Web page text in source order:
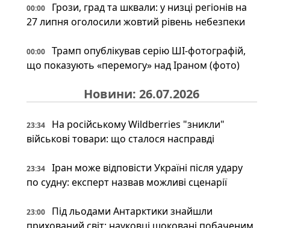
00:00
Грози, град та шквали: у низці регіонів на
27 липня оголосили жовтий рівень небезпеки
00:00
Трамп опублікував серію ШІ-фотографій,
що показують «перемогу» над Іраном (фото)
Новини: 26.07.2026
23:34
На російському Wildberries "зникли"
військові товари: що сталося насправді
23:34
Іран може відповісти Україні після удару
по судну: експерт назвав можливі сценарії
23:00
Під льодами Антарктики знайшли